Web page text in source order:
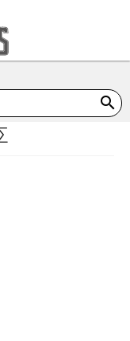
search